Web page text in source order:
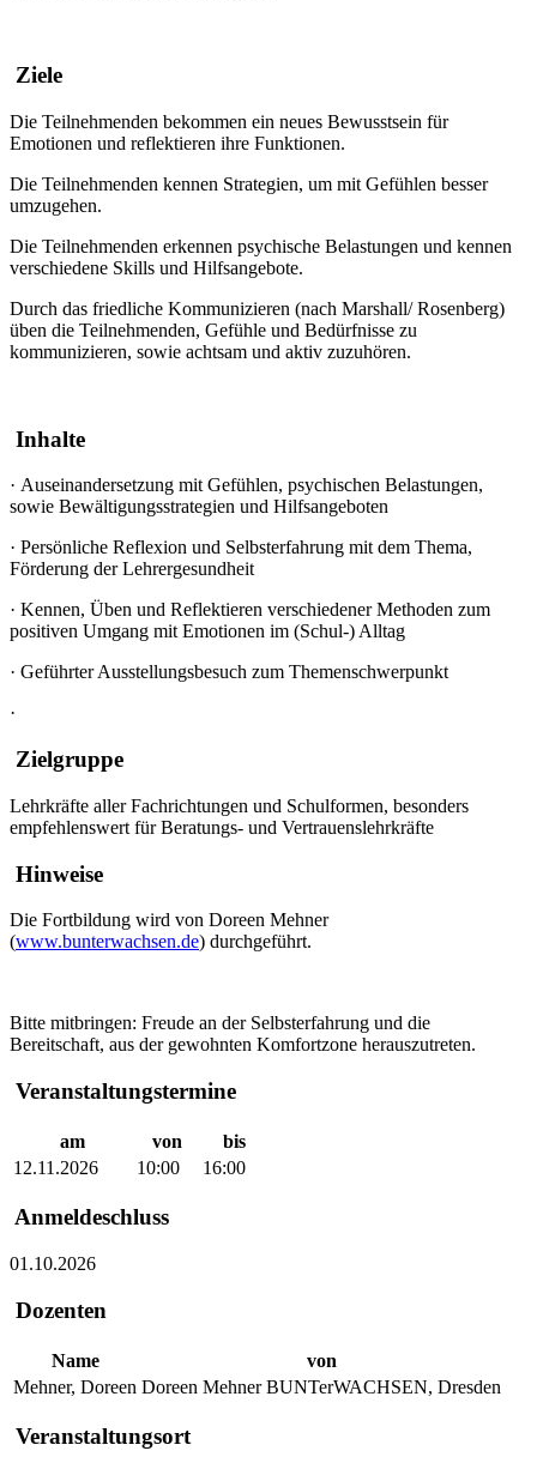
Ziele
Die Teilnehmenden bekommen ein neues Bewusstsein für
Emotionen und reflektieren ihre Funktionen.
Die Teilnehmenden kennen Strategien, um mit Gefühlen besser
umzugehen.
Die Teilnehmenden erkennen psychische Belastungen und kennen
verschiedene Skills und Hilfsangebote.
Durch das friedliche Kommunizieren (nach Marshall/ Rosenberg)
üben die Teilnehmenden, Gefühle und Bedürfnisse zu
kommunizieren, sowie achtsam und aktiv zuzuhören.
Inhalte
· Auseinandersetzung mit Gefühlen, psychischen Belastungen,
sowie Bewältigungsstrategien und Hilfsangeboten
· Persönliche Reflexion und Selbsterfahrung mit dem Thema,
Förderung der Lehrergesundheit
· Kennen, Üben und Reflektieren verschiedener Methoden zum
positiven Umgang mit Emotionen im (Schul-) Alltag
· Geführter Ausstellungsbesuch zum Themenschwerpunkt
·
Zielgruppe
Lehrkräfte aller Fachrichtungen und Schulformen, besonders
empfehlenswert für Beratungs- und Vertrauenslehrkräfte
Hinweise
Die Fortbildung wird von Doreen Mehner
(www.bunterwachsen.de) durchgeführt.
Bitte mitbringen: Freude an der Selbsterfahrung und die
Bereitschaft, aus der gewohnten Komfortzone herauszutreten.
Veranstaltungstermine
am von
bis
12.11.2026
10:00 16:00
Anmeldeschluss
01.10.2026
Dozenten
Name
von
Mehner, Doreen Doreen Mehner BUNTerWACHSEN, Dresden
Veranstaltungsort